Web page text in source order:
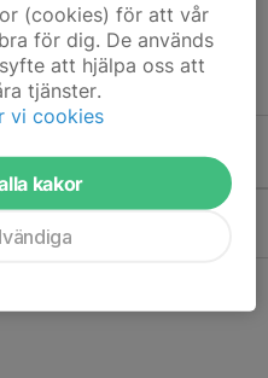
oss som gillar fältskytte
(cookies) för att vår
för dig. De används
att hjälpa oss att
tjänster.
vi cookies
kakor